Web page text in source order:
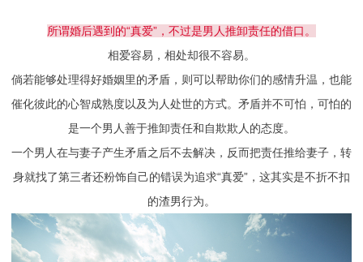
所谓婚后遇到的“真爱”，不过是男人推卸责任的借口。
相爱容易，相处却很不容易。
倘若能够处理得好婚姻里的矛盾，则可以帮助你们的感情升温，也能
催化彼此的心智成熟度以及为人处世的方式。矛盾并不可怕，可怕的
是一个男人善于推卸责任和自欺欺人的态度。
一个男人在与妻子产生矛盾之后不去解决，反而把责任推给妻子，转
身就找了第三者还粉饰自己的错误为追求“真爱”，这其实是不折不扣
的渣男行为。